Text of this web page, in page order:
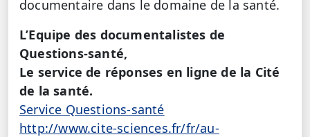
documentaire dans le domaine de la santé.
L’Equipe des documentalistes de
Questions-santé,
Le service de réponses en ligne de la Cité
de la santé.
Service Questions-santé
http://www.cite-sciences.fr/fr/au-